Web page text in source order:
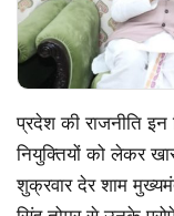
प्रदेश की राजनीति इन
नियुक्तियों को लेकर
शुक्रवार देर शाम